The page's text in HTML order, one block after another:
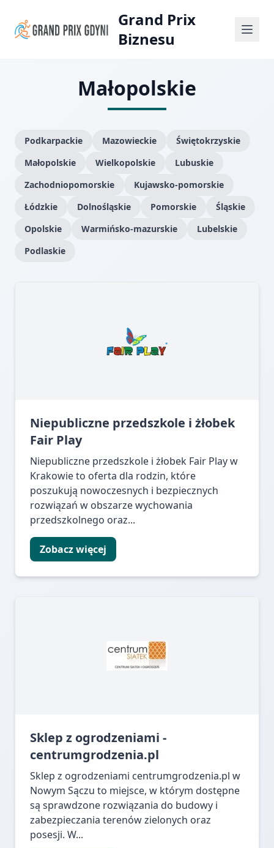
Grand Prix
Biznesu
Małopolskie
Podkarpackie Mazowieckie
Świętokrzyskie
Małopolskie
Wielkopolskie
Lubuskie
Zachodniopomorskie
Kujawsko-pomorskie
Łódzkie
Dolnośląskie Pomorskie
Śląskie
Opolskie
Warmińsko-mazurskie
Lubelskie
Podlaskie
Niepubliczne przedszkole i żłobek
Fair Play
Niepubliczne przedszkole i żłobek Fair Play w
Krakowie to oferta dla rodzin, które
poszukują nowoczesnych i bezpiecznych
rozwiązań w obszarze wychowania
przedszkolnego oraz...
Zobacz więcej
Sklep z ogrodzeniami -
centrumgrodzenia.pl
Sklep z ogrodzeniami centrumgrodzenia.pl w
Nowym Sączu to miejsce, w którym dostępne
są sprawdzone rozwiązania do budowy i
zabezpieczania terenów zielonych oraz
posesji. W...